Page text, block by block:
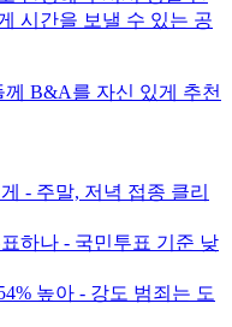
시간을 보낼 수 있는 공
B&A를 자신 있게 추천
- 주말, 저녁 접종 클리
하나 - 국민투표 기준 낮
높아 - 강도 범죄는 도